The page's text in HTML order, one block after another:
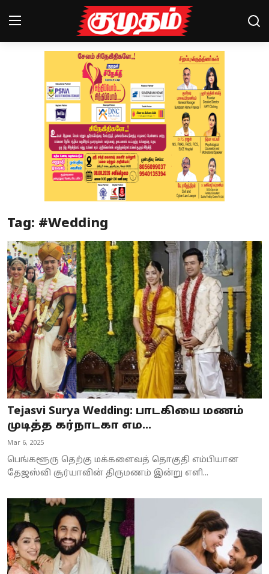
Magazines
Special Story
Business
Crime
Tamilnadu
National
World
Astrology
Spirituality
Weather
Politics
Tag: #Wedding
Tejasvi Surya Wedding: பாடகியை மணம்
முடித்த கர்நாடகா எம...
Mar 6, 2025
பெங்களூரு தெற்கு மக்களைவத் தொகுதி எம்பியான
தேஜஸ்வி சூர்யாவின் திருமணம் இன்று எளி...